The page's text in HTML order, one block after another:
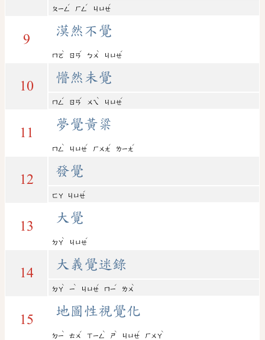
ㄆㄧㄥ
ˊ
ㄏㄥ
ˊ
ㄐㄩㄝ
ˊ
9
漠然不覺
ㄇㄛ
ˋ
ㄖㄢ
ˊ
ㄅㄨ
ˋ
ㄐㄩㄝ
ˊ
10
懵然未覺
ㄇㄥ
ˊ
ㄖㄢ
ˊ
ㄨㄟ
ˋ
ㄐㄩㄝ
ˊ
11
夢覺黃粱
ㄇㄥ
ˋ
ㄐㄩㄝ
ˊ
ㄏㄨㄤ
ˊ
ㄌㄧㄤ
ˊ
12
發覺
ㄈㄚ ㄐㄩㄝ
ˊ
13
大覺
ㄉㄚ
ˋ
ㄐㄩㄝ
ˊ
14
大義覺迷錄
ㄉㄚ
ˋ
ㄧ
ˋ
ㄐㄩㄝ
ˊ
ㄇㄧ
ˊ
ㄌㄨ
ˋ
15
地圖性視覺化
ㄉㄧ
ˋ
ㄊㄨ
ˊ
ㄒㄧㄥ
ˋ
ㄕ
ˋ
ㄐㄩㄝ
ˊ
ㄏㄨㄚ
ˋ